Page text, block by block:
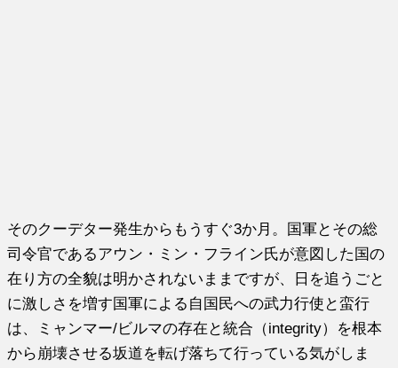
そのクーデター発生からもうすぐ3か月。国軍とその総
司令官であるアウン・ミン・フライン氏が意図した国の
在り方の全貌は明かされないままですが、日を追うごと
に激しさを増す国軍による自国民への武力行使と蛮行
は、ミャンマー/ビルマの存在と統合（integrity）を根本
から崩壊させる坂道を転げ落ちて行っている気がしま